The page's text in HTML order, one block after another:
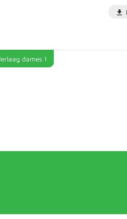
dames 1